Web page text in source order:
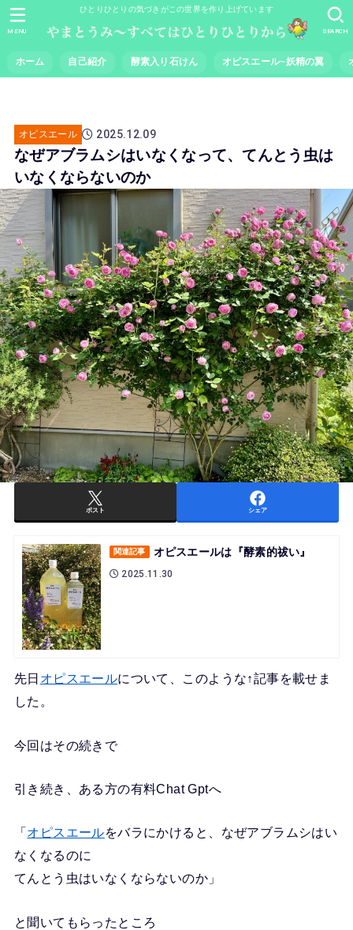
ひとりひとりの気づきがこの世界を作り上げています
ホーム 自己紹介 酵素入り石けん オピスエール~妖精の翼
SEARCH
MENU
オピスエール 2025.12.09
なぜアブラムシはいなくなって、てんとう虫は
いなくならないのか
ポスト シェア
関連記事 オピスエールは『酵素的祓い』
2025.11.30
先日 オピスエールについて、このような↑記事を載せま
した。
今回はその続きで
引き続き、ある方の有料Chat Gptへ
「 オピスエールをバラにかけると、なぜアブラムシはい
なくなるのに
てんとう虫はいなくならないのか」
と聞いてもらったところ